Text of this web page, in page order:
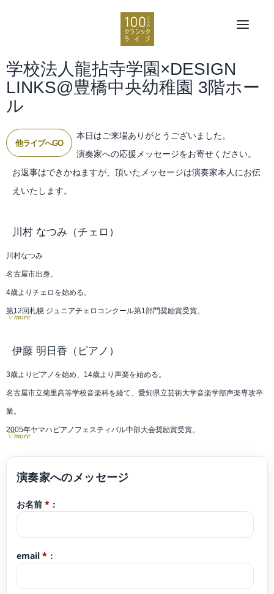
学校法人龍拈寺学園×DESIGN
LINKS@豊橋中央幼稚園 3階ホー
ル
他ライブへGO
本日はご来場ありがとうございました。
演奏家への応援メッセージをお寄せください。
お返事はできかねますが、頂いたメッセージは演奏家本人にお伝
えいたします。
川村 なつみ （チェロ）
川村なつみ
名古屋市出身。
4歳よりチェロを始める。
第12回札幌 ジュニアチェロコンクール第1部門奨励賞受賞。
第6回泉の森ジュニアチェロコンクール銀賞受賞。
現在は、東海地方を中心に全国でコンサートに出演、イベント演奏を行う他、
後進の指導にも力を入れている。
演奏ジャンルはクラシック、タンゴ、ポップスなど幅広い。
でゅおなつみ、トリオミラ、なつカルテット、DELATANGOの各メンバー。
バッハ作曲無伴奏チェロ組曲の全曲をCDリリース。
https://evlove723.wixsite.com/natsumi-kawamura
▽more
伊藤 明日香 （ピアノ）
3歳よりピアノを始め、14歳より声楽を始める。
名古屋市立菊里高等学校音楽科を経て、愛知県立芸術大学音楽学部声楽専攻卒
業。
2005年ヤマハピアノフェスティバル中部大会奨励賞受賞。
現在はボイストレーナーとして活動する他、レストランやラウンジ、ブライダ
ルシーンやパーティー演奏などの活動も多岐に渡り行なっている。
ャンルでも演奏を行なうだけでなく、クラシック伴奏を務めるなど多才に演奏
活動を行っている。
▽more
お名前 * ：
email * ：